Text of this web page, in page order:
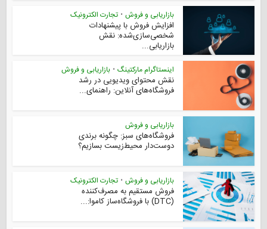
بازاریابی و فروش • تجارت الکترونیک
افزایش فروش با پیشنهادات
شخصی‌سازی‌شده: نقش
بازاریابی...
اینستاگرام مارکتینگ • بازاریابی و فروش
نقش محتوای ویدیویی در رشد
فروشگاه‌های آنلاین: راهنمای...
بازاریابی و فروش
فروشگاه‌های سبز: چگونه برندی
دوست‌دار محیط‌زیست بسازیم؟
بازاریابی و فروش • تجارت الکترونیک
فروش مستقیم به مصرف‌کننده
(DTC) با فروشگاه‌ساز کاموا:...